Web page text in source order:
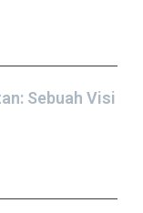
Sebuah Visi